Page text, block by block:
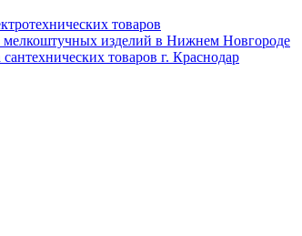
товаров
мелкоштучных изделий в Нижнем Новгороде
товаров г. Краснодар